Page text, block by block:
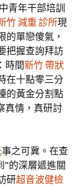
青年干部培訓
竹 減重 診所現
的單戀傻氣，
把握查詢拜訪
時間新竹 帶狀
在十點零三分
的黃金分割點
真情，真研討
事之可冀。在查
”的深層遞進關
研超音波健檢